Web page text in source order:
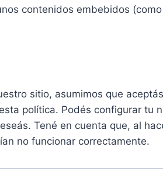
contenidos embebidos
sitio, asumimos que
política. Podés configurar tu
Tené en cuenta que, al
no funcionar correctamente.